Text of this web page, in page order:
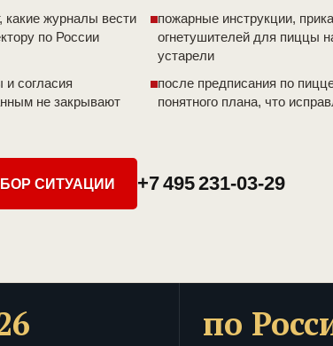
какие журналы вести
по России
пожарные инструкции,
огнетушителей для пиццы
устарели
согласия
не закрывают
после предписания по
понятного плана, что
СИТУАЦИИ +7 495 231-03-29
по